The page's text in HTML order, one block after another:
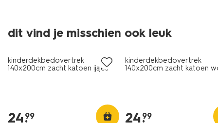
dit vind je misschien ook leuk
kinderdekbedovertrek
140x200cm zacht katoen ijsjes
24.
99
kinderdekbedovertrek
140x200cm zacht katoen
24.
99